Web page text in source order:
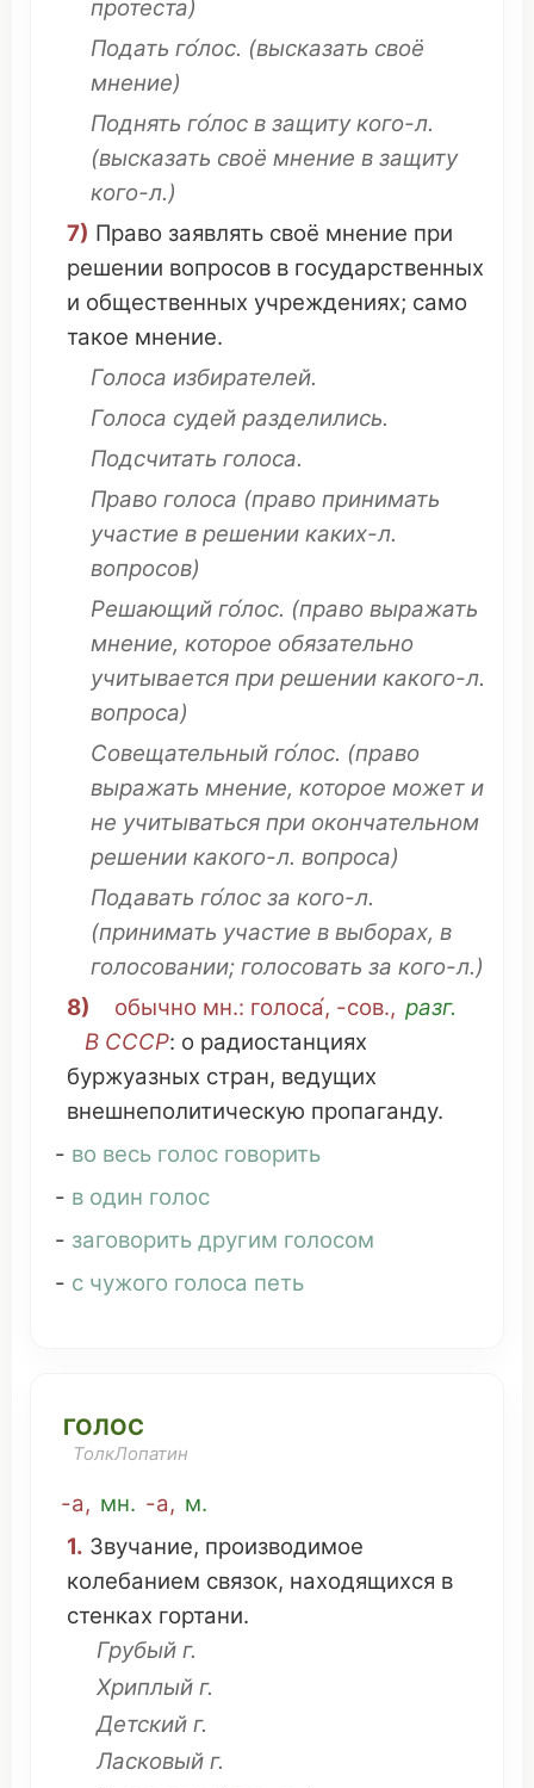
протеста)
Подать го́лос. (высказать своё
мнение)
Поднять го́лос в защитукого-л.
(высказать своё мнение в защиту
кого-л.)
7) Право заявлять своё мнение при
решении вопросов в государственных
и общественных учреждениях; само
такое мнение.
Голоса избирателей.
Голоса судей разделились.
Подсчитать голоса.
Право голоса (право принимать
участие в решении каких-л.
вопросов)
Решающий го́лос. (право выражать
мнение, которое обязательно
учитывается при решении какого-л.
вопроса)
Совещательный го́лос. (право
выражать мнение, которое может и
не учитываться при окончательном
решении какого-л. вопроса)
Подавать го́лос за кого-л.
(принимать участие в выборах, в
голосовании; голосовать за кого-л.)
8)
обычно мн.: голоса́, -сов., разг.
В СССР: о радиостанциях
буржуазных стран, ведущих
внешнеполитическую пропаганду.
- во весь голос говорить
- в один голос
- заговорить другим голосом
- с чужого голоса петь
ГОЛОС
ТолкЛопатин
-а, мн. -а, м.
1. Звучание, производимое
колебанием связок, находящихся в
стенках гортани.
Грубый г.
Хриплый г.
Детский г.
Ласковый г.